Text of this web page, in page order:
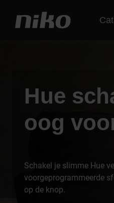
Hue
oog
Schakel je slimme Hue
voorgeprogrammeerde
op de knop.